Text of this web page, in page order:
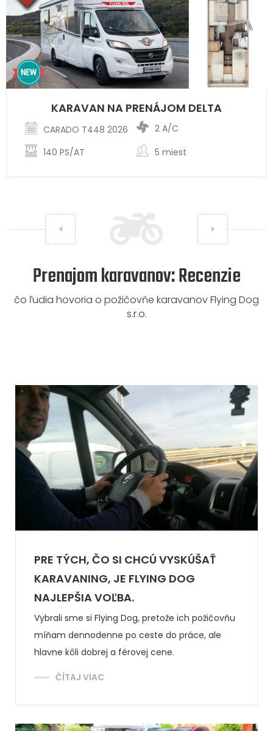
KARAVAN NA PRENÁJOM DELTA
CARADO T448 2026
2 A/C
140 PS/AT
5 miest
Prenajom karavanov: Recenzie
čo ľudia hovoria o požičovňe karavanov Flying Dog
s.r.o.
PRE TÝCH, ČO SI CHCÚ VYSKÚŠAŤ
KARAVANING, JE FLYING DOG
NAJLEPŠIA VOĽBA.
Vybrali sme si Flying Dog, pretože ich požičovňu
míňam dennodenne po ceste do práce, ale
hlavne kôli dobrej a férovej cene.
ČÍTAJ VIAC